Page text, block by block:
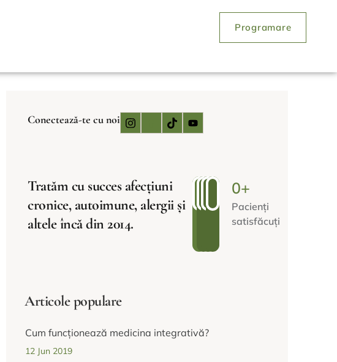
Programare
Conectează-te cu noi
Tratăm cu succes afecțiuni
cronice, autoimune, alergii și
altele încă din 2014.
Pacienți
satisfăcuți
0+
Articole populare
Cum funcționează medicina integrativă?
12 Jun 2019